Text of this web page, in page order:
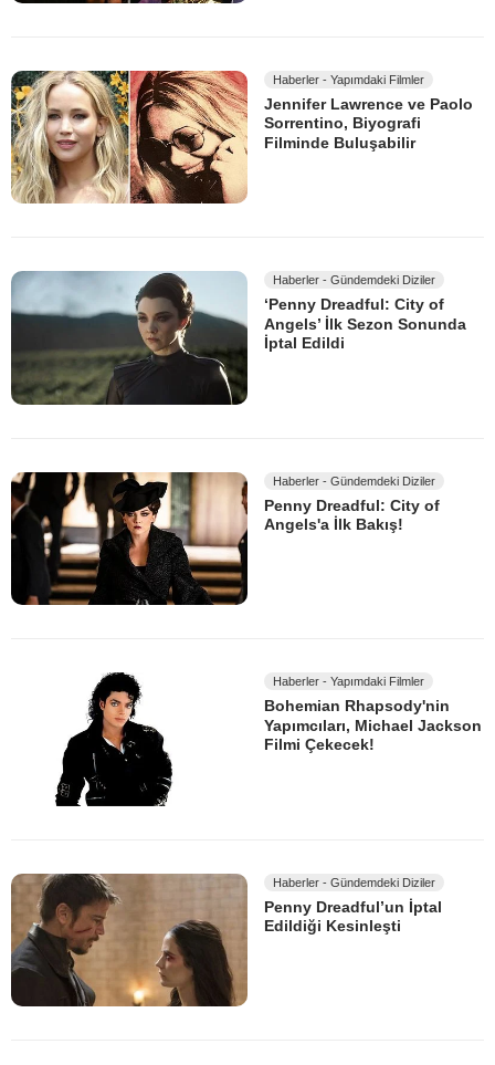
Haberler - Yapımdaki Filmler
Jennifer Lawrence ve Paolo
Sorrentino, Biyografi
Filminde Buluşabilir
Haberler - Gündemdeki Diziler
‘Penny Dreadful: City of
Angels’ İlk Sezon Sonunda
İptal Edildi
Haberler - Gündemdeki Diziler
Penny Dreadful: City of
Angels'a İlk Bakış!
Haberler - Yapımdaki Filmler
Bohemian Rhapsody'nin
Yapımcıları, Michael Jackson
Filmi Çekecek!
Haberler - Gündemdeki Diziler
Penny Dreadful’un İptal
Edildiği Kesinleşti